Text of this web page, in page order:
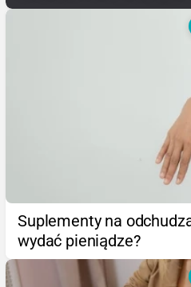
Suplementy na
wydać pieniądze?